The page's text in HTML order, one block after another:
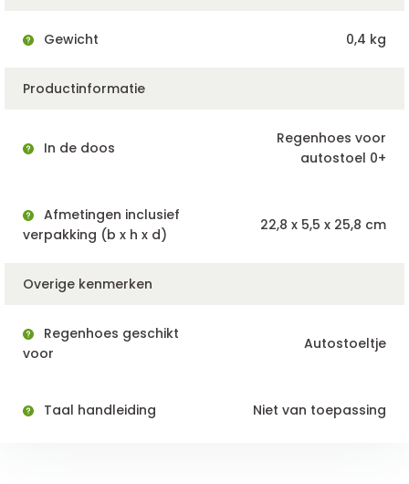
Gewicht 0,4 kg
Productinformatie
In de doos
Regenhoes voor
autostoel 0+
Afmetingen inclusief
verpakking (b x h x d)
22,8 x 5,5 x 25,8 cm
Overige kenmerken
Regenhoes geschikt
voor
Autostoeltje
Taal handleiding Niet van toepassing